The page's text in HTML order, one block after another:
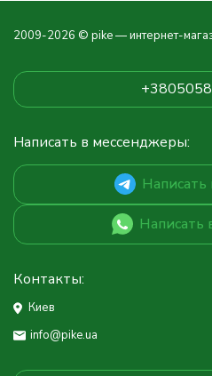
2009-2026 © pike — интернет-
Написать в мессенджеры:
Написать
Написать
Контакты:
Киев
info@pike.ua